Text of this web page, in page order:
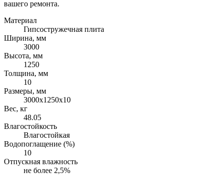
вашего ремонта.
Материал
Гипсостружечная плита
Ширина, мм
3000
Высота, мм
1250
Толщина, мм
10
Размеры, мм
3000х1250х10
Вес, кг
48.05
Влагостойкость
Влагостойкая
Водопоглащение (%)
10
Отпускная влажность
не более 2,5%